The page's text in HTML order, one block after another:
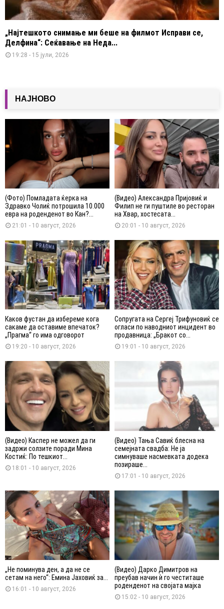
„Најтешкото снимање ми беше на филмот Исправи се,
Делфина“: Сеќавање на Неда...
19:28 - 15 јули, 2026
НАЈНОВО
(Фото) Помладата ќерка на
Здравко Чолиќ потрошила 10.000
евра на роденденот во Кан?...
21:01 - 10 август, 2026
(Видео) Александра Пријовиќ и
Филип не ги пуштиле во ресторан
на Хвар, хостесата...
20:01 - 10 август, 2026
Каков фустан да избереме кога
сакаме да оставиме впечаток?
„Прагма“ го има одговорот
19:20 - 10 август, 2026
Сопругата на Сергеј Трифуновиќ се
огласи по наводниот инцидент во
продавница: „Бракот со...
19:01 - 10 август, 2026
(Видео) Каспер не можел да ги
задржи солзите поради Мина
Костиќ: По тешкиот...
18:01 - 10 август, 2026
(Видео) Тања Савиќ блесна на
семејната свадба: Не ја
симнуваше насмевката додека
позираше...
17:01 - 10 август, 2026
„Не поминува ден, а да не се
сетам на него“: Емина Јаховиќ за...
16:01 - 10 август, 2026
(Видео) Дарко Димитров на
преубав начин ѝ го честиташе
роденденот на својата мајка
15:02 - 10 август, 2026